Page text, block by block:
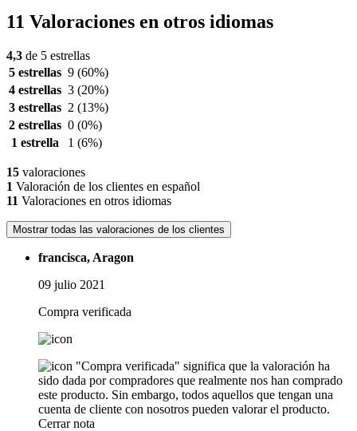
11 Valoraciones en otros idiomas
4,3 de 5 estrellas
5 estrellas 9 (60%)
4 estrellas 3 (20%)
3 estrellas 2 (13%)
2 estrellas 0 (0%)
1 estrella
1 (6%)
15 valoraciones
1 Valoración de los clientes en español
11 Valoraciones en otros idiomas
Mostrar todas las valoraciones de los clientes
francisca, Aragon
09 julio 2021
Compra verificada
"Compra verificada" significa que la valoración ha
sido dada por compradores que realmente nos han comprado
este producto. Sin embargo, todos aquellos que tengan una
cuenta de cliente con nosotros pueden valorar el producto.
Cerrar nota